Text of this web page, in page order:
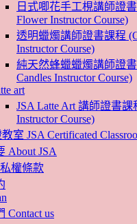
日式唧花手工梘講師證
Flower Instructor Course)
透明蠟燭講師證書課程
Instructor Course)
純天然蜂蠟蠟燭講師證
Candles Instructor Course)
art
JSA Latte Art 講師證書課
Instructor Course)
室 JSA Certificated
About JSA
權條款
Contact us